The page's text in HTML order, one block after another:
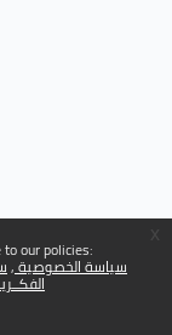
our policies:
سياسة الخصوصية